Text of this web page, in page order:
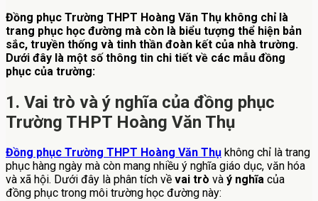
Đồng phục Trường THPT Hoàng Văn Thụ không chỉ là
trang phục học đường mà còn là biểu tượng thể hiện bản
sắc, truyền thống và tinh thần đoàn kết của nhà trường.
Dưới đây là một số thông tin chi tiết về các mẫu đồng
phục của trường:
1. Vai trò và ý nghĩa của đồng phục
Trường THPT Hoàng Văn Thụ
Đồng phục Trường THPT Hoàng Văn Thụ không chỉ là trang
phục hàng ngày mà còn mang nhiều ý nghĩa giáo dục, văn hóa
và xã hội. Dưới đây là phân tích về vai trò và ý nghĩa của
đồng phục trong môi trường học đường này: